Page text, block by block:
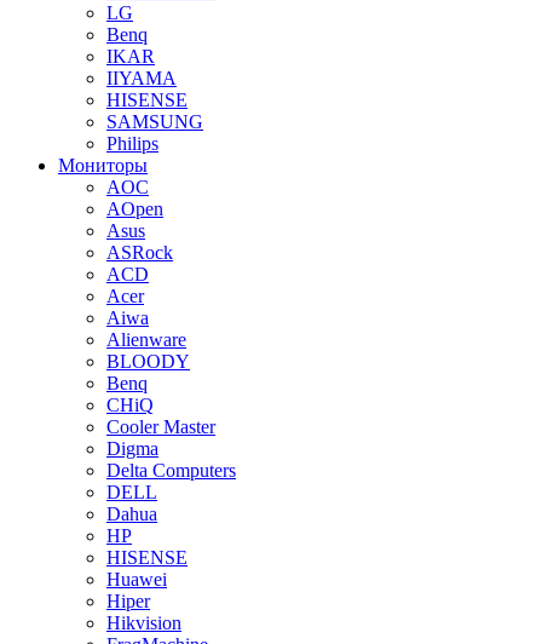
LG
Benq
IKAR
IIYAMA
HISENSE
SAMSUNG
Philips
Мониторы
AOC
AOpen
Asus
ASRock
ACD
Acer
Aiwa
Alienware
BLOODY
Benq
CHiQ
Cooler Master
Digma
Delta Computers
DELL
Dahua
HP
HISENSE
Huawei
Hiper
Hikvision